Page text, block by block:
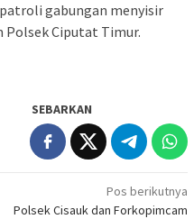
gabungan menyisir
Ciputat Timur.
SEBARKAN
Pos berikutnya
Polsek Cisauk dan Forkopimcam